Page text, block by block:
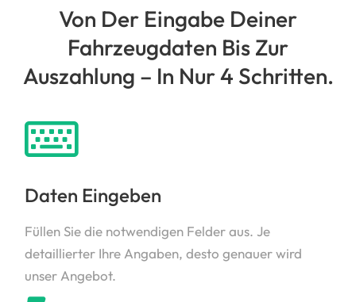
Von Der Eingabe Deiner
Fahrzeugdaten Bis Zur
Auszahlung – In Nur 4 Schritten.
Daten Eingeben
Füllen Sie die notwendigen Felder aus. Je
detaillierter Ihre Angaben, desto genauer wird
unser Angebot.